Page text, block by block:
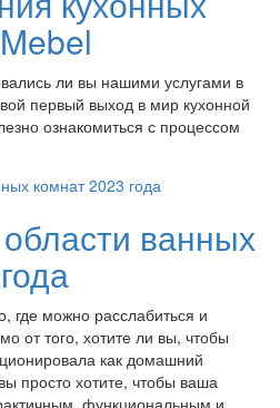
ли вы нашими услугами в
первый выход в мир кухонной
ознакомиться с процессом
ванных
где можно расслабиться и
от того, хотите ли вы, чтобы
как домашний
просто хотите, чтобы ваша
функциональным и